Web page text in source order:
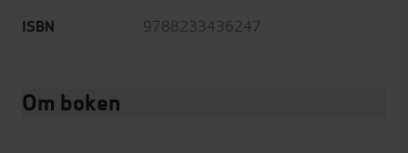
ISBN 9788233436247
Om boken